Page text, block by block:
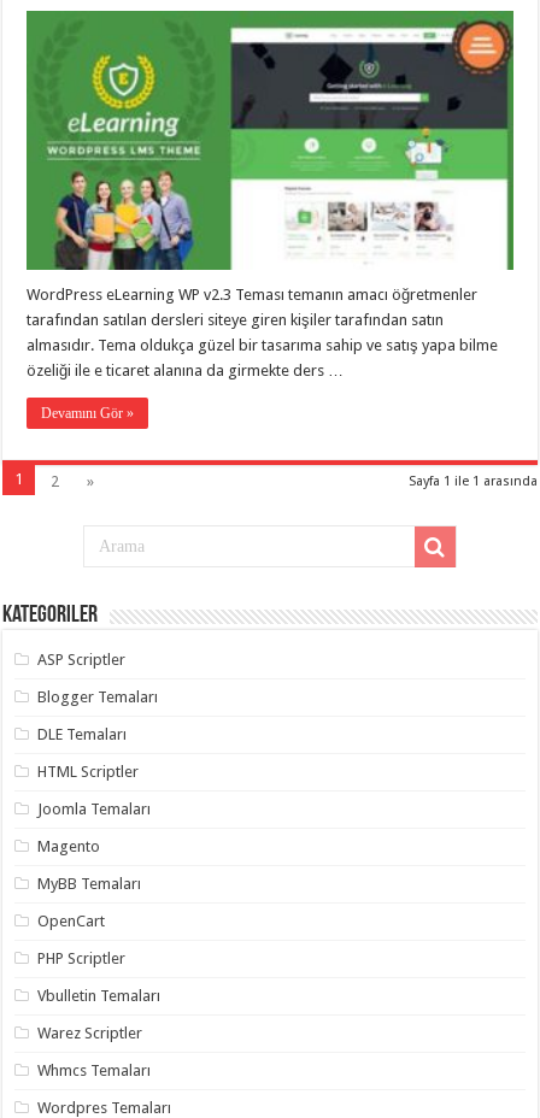
WordPress eLearning WP v2.3 Teması temanın amacı öğretmenler
tarafından satılan dersleri siteye giren kişiler tarafından satın
almasıdır. Tema oldukça güzel bir tasarıma sahip ve satış yapa bilme
özeliği ile e ticaret alanına da girmekte ders …
Devamını Gör »
Sayfa 1 ile 1 arasında
1 2 »
Kategoriler
ASP Scriptler
Blogger Temaları
DLE Temaları
HTML Scriptler
Joomla Temaları
Magento
MyBB Temaları
OpenCart
PHP Scriptler
Vbulletin Temaları
Warez Scriptler
Whmcs Temaları
Wordpres Temaları